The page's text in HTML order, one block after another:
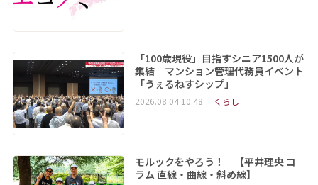
「100歳現役」目指すシニア1500人が
集結 マンション管理代務員イベント
「うぇるねすシップ」
2026.08.04 10:48 くらし
モルックをやろう！ 【平井理央 コ
ラム 直線・曲線・斜め線】